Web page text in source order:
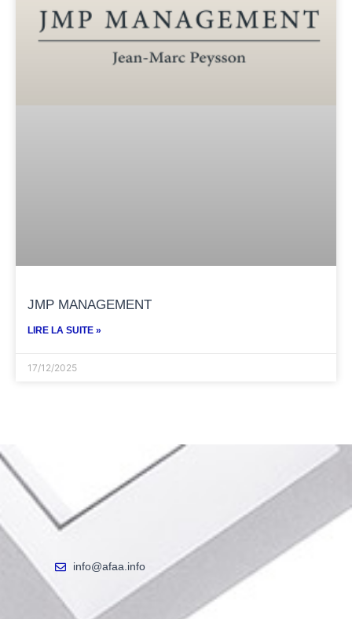
JMP MANAGEMENT
LIRE LA SUITE »
17/12/2025
info@afaa.info